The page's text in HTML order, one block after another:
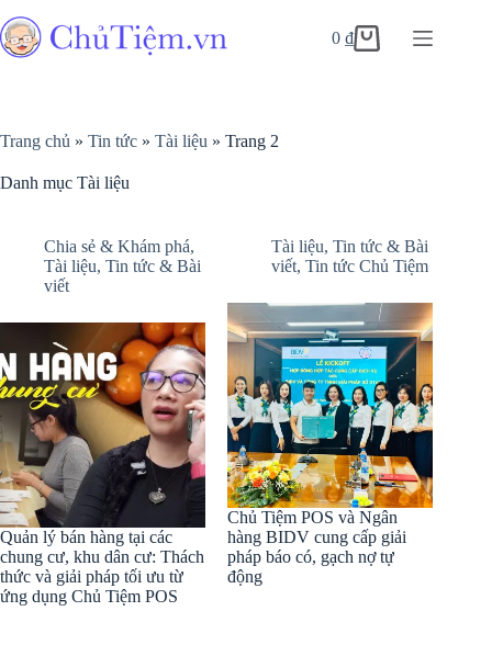
0₫
Trang chủ » Tin tức » Tài liệu » Trang 2
Danh mục Tài liệu
Chia sẻ & Khám phá,
Tài liệu, Tin tức & Bài
viết
Quản lý bán hàng tại các
chung cư, khu dân cư: Thách
thức và giải pháp tối ưu từ
ứng dụng Chủ Tiệm POS
Tài liệu,Tin tức & Bài
viết,Tin tức Chủ Tiệm
Chủ Tiệm POS và Ngân
hàng BIDV cung cấp giải
pháp báo có, gạch nợ tự
động